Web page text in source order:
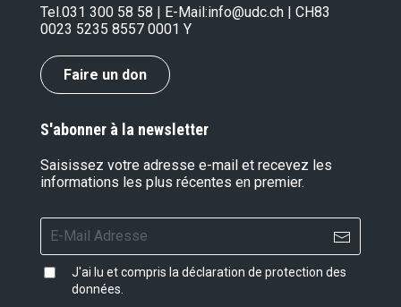
Tel.031 300 58 58 | E-Mail:info@udc.ch | CH83
0023 5235 8557 0001 Y
Faire un don
S'abonner à la newsletter
Saisissez votre adresse e-mail et recevez les
informations les plus récentes en premier.
J'ai lu et compris la déclaration de protection des
données